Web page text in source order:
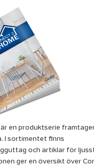
en produktserie
I sortimentet finns
och artiklar för
ger en översikt över